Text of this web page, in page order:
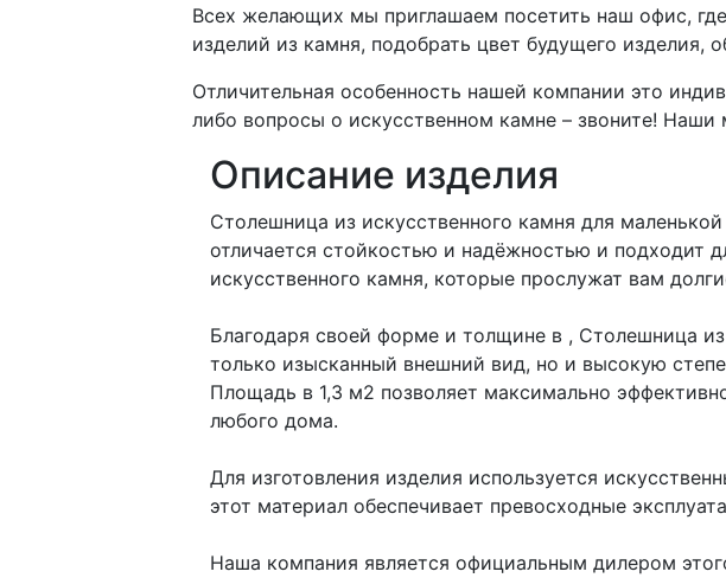
Всех желающих мы приглашаем посетить наш офис,
изделий из камня, подобрать цвет будущего
Отличительная особенность нашей компании это
либо вопросы о искусственном камне – звоните!
Описание изделия
Столешница из искусственного камня для
отличается стойкостью и надёжностью и подходит
искусственного камня, которые прослужат вам
Благодаря своей форме и толщине в , Столешница
только изысканный внешний вид, но и высокую
Площадь в 1,3 м2 позволяет максимально
любого дома.
Для изготовления изделия используется
этот материал обеспечивает превосходные
Наша компания является официальным дилером